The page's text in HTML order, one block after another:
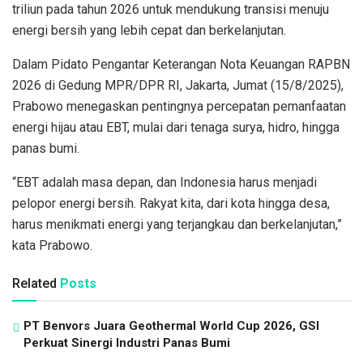
triliun pada tahun 2026 untuk mendukung transisi menuju
energi bersih yang lebih cepat dan berkelanjutan.
Dalam Pidato Pengantar Keterangan Nota Keuangan RAPBN
2026 di Gedung MPR/DPR RI, Jakarta, Jumat (15/8/2025),
Prabowo menegaskan pentingnya percepatan pemanfaatan
energi hijau atau EBT, mulai dari tenaga surya, hidro, hingga
panas bumi.
“EBT adalah masa depan, dan Indonesia harus menjadi
pelopor energi bersih. Rakyat kita, dari kota hingga desa,
harus menikmati energi yang terjangkau dan berkelanjutan,”
kata Prabowo.
Related Posts
PT Benvors Juara Geothermal World Cup 2026, GSI
Perkuat Sinergi Industri Panas Bumi